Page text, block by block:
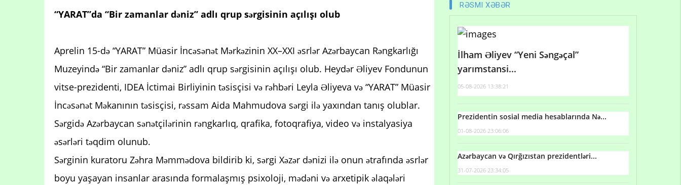
“YARAT”da “Bir zamanlar dəniz” adlı qrup sərgisinin açılışı olub
Aprelin 15-də “YARAT” Müasir İncəsənət Mərkəzinin XX–XXI əsrlər Azərbaycan Rəngkarlığı
Muzeyində “Bir zamanlar dəniz” adlı qrup sərgisinin açılışı olub. Heydər Əliyev Fondunun
vitse-prezidenti, IDEA İctimai Birliyinin təsisçisi və rəhbəri Leyla Əliyeva və “YARAT” Müasir
İncəsənət Məkanının təsisçisi, rəssam Aida Mahmudova sərgi ilə yaxından tanış olublar.
Sərgidə Azərbaycan sənətçilərinin rəngkarlıq, qrafika, fotoqrafiya, video və instalyasiya
əsərləri təqdim olunub.
Sərginin kuratoru Zəhra Məmmədova bildirib ki, sərgi Xəzər dənizi ilə onun ətrafında əsrlər
boyu yaşayan insanlar arasında formalaşmış psixoloji, mədəni və arxetipik əlaqələri
RƏSMI XƏBƏR
İlham Əliyev “Yeni Səngəçal”
yarımstansi...
05-08-2026 13:38:21
Prezidentin sosial media hesablarında Nə...
01-08-2026 23:06:06
Azərbaycan və Qırğızıstan prezidentləri...
31-07-2026 23:34:05